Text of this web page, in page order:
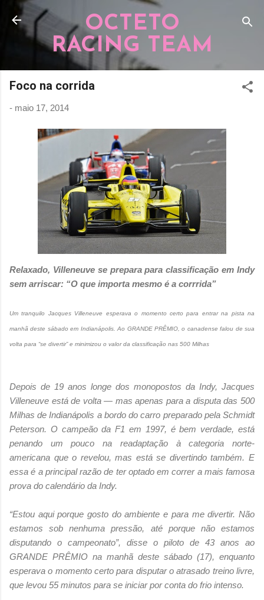
Pular para o conteúdo principal
OCTETO
RACING TEAM
Foco na corrida
- maio 17, 2014
Relaxado, Villeneuve se prepara para classificação em Indy
sem arriscar: “O que importa mesmo é a corrrida”
Um tranquilo Jacques Villeneuve esperava o momento certo para entrar na pista na
manhã deste sábado em Indianápolis. Ao GRANDE PRÊMIO, o canadense falou de sua
volta para “se divertir” e minimizou o valor da classificação nas 500 Milhas
Depois de 19 anos longe dos monopostos da Indy, Jacques
Villeneuve está de volta — mas apenas para a disputa das 500
Milhas de Indianápolis a bordo do carro preparado pela Schmidt
Peterson. O campeão da F1 em 1997, é bem verdade, está
penando um pouco na readaptação à categoria norte-
americana que o revelou, mas está se divertindo também. E
essa é a principal razão de ter optado em correr a mais famosa
prova do calendário da Indy.
“Estou aqui porque gosto do ambiente e para me divertir. Não
estamos sob nenhuma pressão, até porque não estamos
disputando o campeonato”, disse o piloto de 43 anos ao
GRANDE PRÊMIO na manhã deste sábado (17), enquanto
esperava o momento certo para disputar o atrasado treino livre,
que levou 55 minutos para se iniciar por conta do frio intenso.